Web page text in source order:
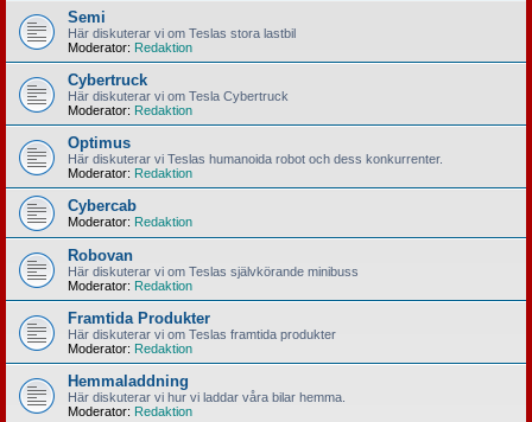
Semi
Här diskuterar vi om Teslas stora lastbil
Moderator: Redaktion
Cybertruck
Här diskuterar vi om Tesla Cybertruck
Moderator: Redaktion
Optimus
Här diskuterar vi Teslas humanoida robot och dess konkurrenter.
Moderator: Redaktion
Cybercab
Moderator: Redaktion
Robovan
Här diskuterar vi om Teslas självkörande minibuss
Moderator: Redaktion
Framtida Produkter
Här diskuterar vi om Teslas framtida produkter
Moderator: Redaktion
Hemmaladdning
Här diskuterar vi hur vi laddar våra bilar hemma.
Moderator: Redaktion